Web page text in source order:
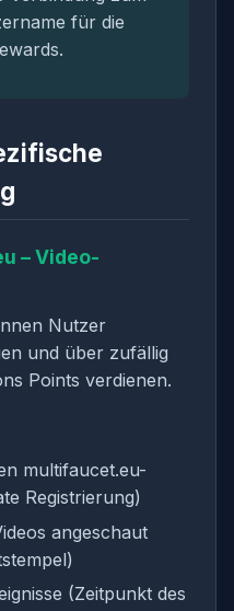
für die
– Video-
Nutzer
und über zufällig
Points verdienen.
multifaucet.eu-
Registrierung)
angeschaut
(Zeitpunkt des